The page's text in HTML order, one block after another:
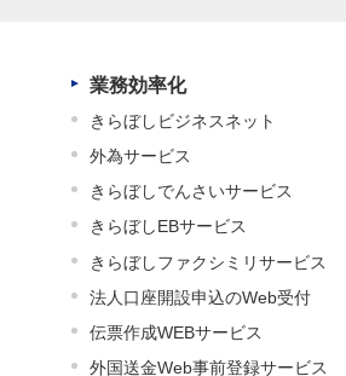
業務効率化
きらぼしビジネスネット
外為サービス
きらぼしでんさいサービス
きらぼしEBサービス
きらぼしファクシミリサービス
法人口座開設申込のWeb受付
伝票作成WEBサービス
外国送金Web事前登録サービス